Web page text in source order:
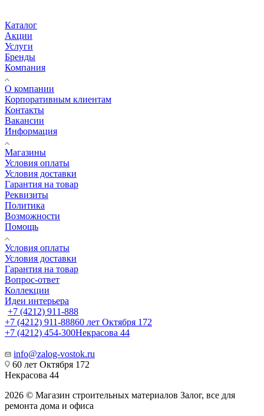
Каталог
Акции
Услуги
Бренды
Компания
О компании
Корпоративным клиентам
Контакты
Вакансии
Информация
Магазины
Условия оплаты
Условия доставки
Гарантия на товар
Реквизиты
Политика
Возможности
Помощь
Условия оплаты
Условия доставки
Гарантия на товар
Вопрос-ответ
Коллекции
Идеи интерьера
+7 (4212) 911-888
+7 (4212) 911-88860 лет Октября 172
+7 (4212) 454-300Некрасова 44
info@zalog-vostok.ru
60 лет Октября 172
Некрасова 44
2026 © Магазин строительных материалов Залог, все для
ремонта дома и офиса